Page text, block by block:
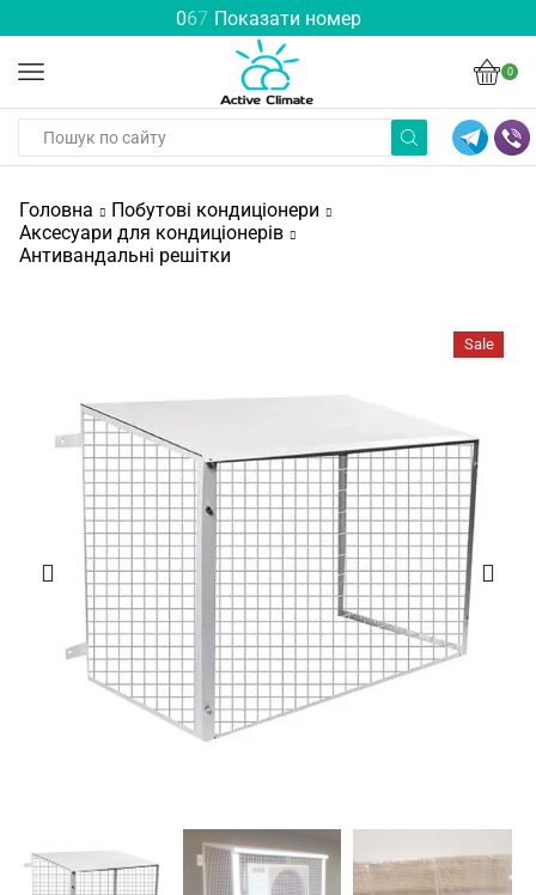
067 Показати номер
0
Головна
Побутові кондиціонери
Аксесуари для кондиціонерів
Антивандальні решітки
Sale